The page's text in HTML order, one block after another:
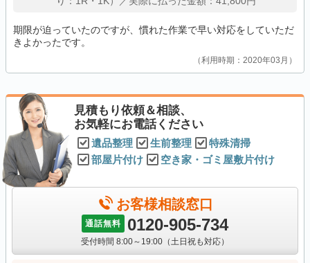
期限が迫っていたのですが、慣れた作業で早い対応をしていただ
きよかったです。
利用時期：2020年03月
見積もり依頼＆相談、
お気軽にお電話ください
遺品整理 生前整理
特殊清掃
部屋片付け
空き家・ゴミ屋敷片付け
お客様相談窓口
通話無料 0120-905-734
受付時間 8:00～19:00（土日祝も対応）